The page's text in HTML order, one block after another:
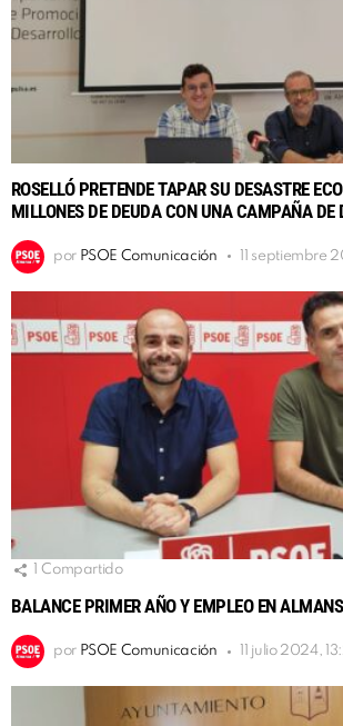
ROSELLÓ PRETENDE TAPAR SU DESASTRE
MILLONES DE DEUDA CON UNA CAMPAÑA DE
por PSOE Comunicación 11 septiembre
Compartido
BALANCE PRIMER AÑO Y EMPLEO EN
por PSOE Comunicación 11 julio 2024,